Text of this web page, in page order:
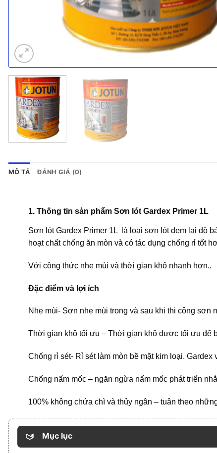
MÔ TẢ ĐÁNH GIÁ (0)
1. Thông tin sản phẩm Sơn lót Gardex Primer 1L
Sơn lót Gardex Primer 1L là loại sơn lót đem lại độ
hoạt chất chống ăn mòn và có tác dụng chống rỉ tốt
Với công thức nhẹ mùi và thời gian khô nhanh hơn..
Đặc điểm và lợi ích
Nhẹ mùi- Sơn nhẹ mùi trong và sau khi thi công
Thời gian khô tối ưu – Thời gian khô được tối ưu để
Chống rỉ sét- Rỉ sét làm mòn bề mặt kim loại.
Chống nấm mốc – ngăn ngừa nấm mốc phát triển
100% không chứa chì và thủy ngân – tuân theo
Mục lục